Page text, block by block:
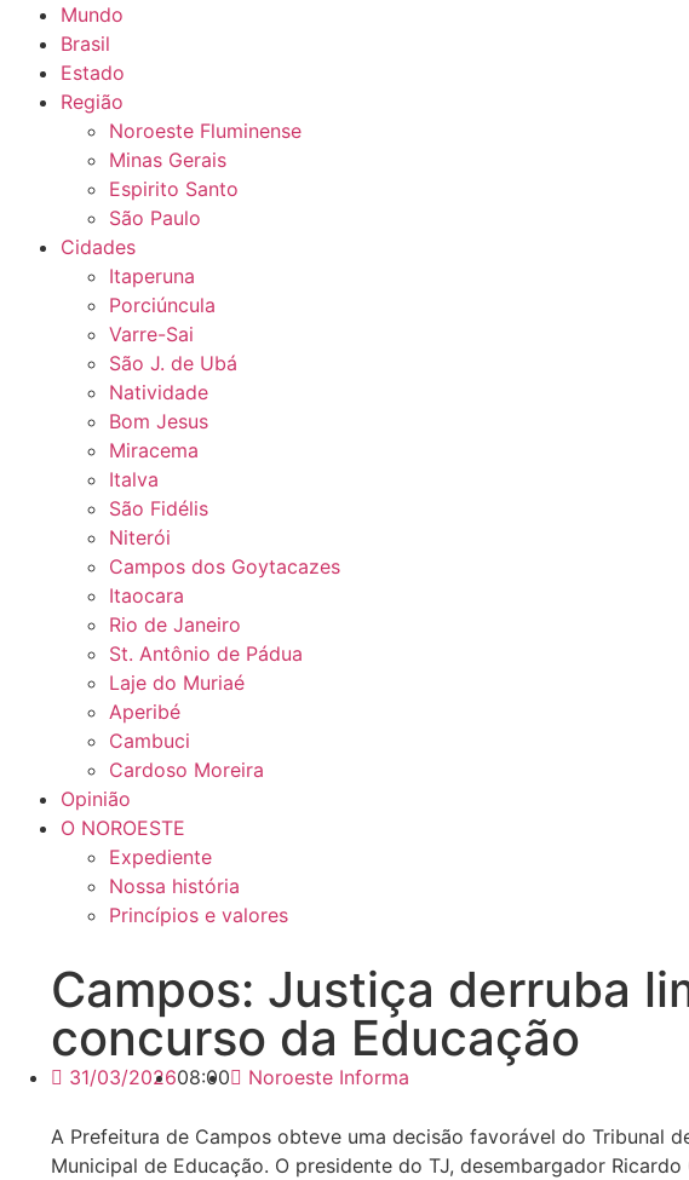
Mundo
Brasil
Estado
Região
Noroeste Fluminense
Minas Gerais
Espirito Santo
São Paulo
Cidades
Itaperuna
Porciúncula
Varre-Sai
São J. de Ubá
Natividade
Bom Jesus
Miracema
Italva
São Fidélis
Niterói
Campos dos Goytacazes
Itaocara
Rio de Janeiro
St. Antônio de Pádua
Laje do Muriaé
Aperibé
Cambuci
Cardoso Moreira
Opinião
O NOROESTE
Expediente
Nossa história
Princípios e valores
Campos: Justiça derruba
concurso da Educação
31/03/202608:00 Noroeste Informa
A Prefeitura de Campos obteve uma decisão favorável do Tribunal
Municipal de Educação. O presidente do TJ, desembargador